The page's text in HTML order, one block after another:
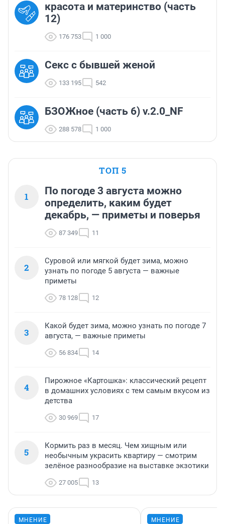
красота и материнство (часть
12)
176 753 1 000
Секс с бывшей женой
133 195 542
БЗОЖное (часть 6) v.2.0_NF
288 578 1 000
ТОП 5
1
По погоде 3 августа можно
определить, каким будет
декабрь, — приметы и поверья
87 349 11
2
Суровой или мягкой будет зима, можно
узнать по погоде 5 августа — важные
приметы
78 128 12
3
Какой будет зима, можно узнать по погоде 7
августа, — важные приметы
56 834 14
4
Пирожное «Картошка»: классический рецепт
в домашних условиях с тем самым вкусом из
детства
30 969 17
5
Кормить раз в месяц. Чем хищным или
необычным украсить квартиру — смотрим
зелёное разнообразие на выставке экзотики
27 005 13
МНЕНИЕ МНЕНИЕ